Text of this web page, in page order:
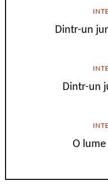
Dintr-un
Dintr-un
O